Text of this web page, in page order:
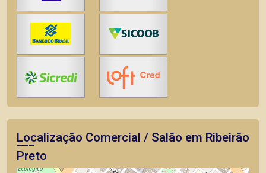
Localização Comercial / Salão em Ribeirão
Preto